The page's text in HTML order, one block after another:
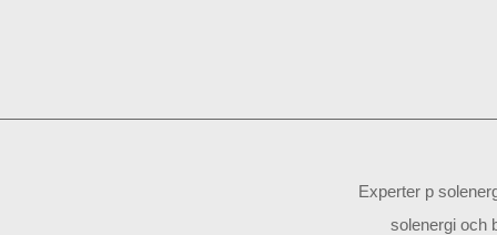
Experter p
solenergi och